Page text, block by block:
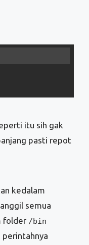
itu sih gak
pasti repot
kedalam
semua
folder /bin
perintahnya